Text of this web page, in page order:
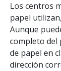
Los centros
papel
Aunque
completo del
de papel en
dirección